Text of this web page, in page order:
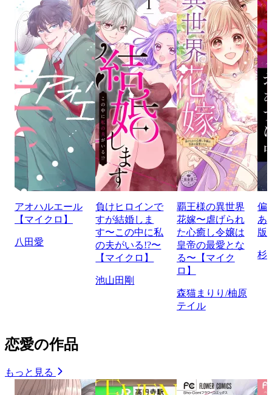
アオハルエール
【マイクロ】
八田愛
負けヒロインで
すが結婚しま
す〜この中に私
の夫がいる!?〜
【マイクロ】
池山田剛
覇王様の異世界
花嫁〜虐げられ
た心癒し令嬢は
皇帝の最愛とな
る〜【マイク
ロ】
森猫まりり/柚原
テイル
偏
あ
版
杉
恋愛の作品
もっと見る